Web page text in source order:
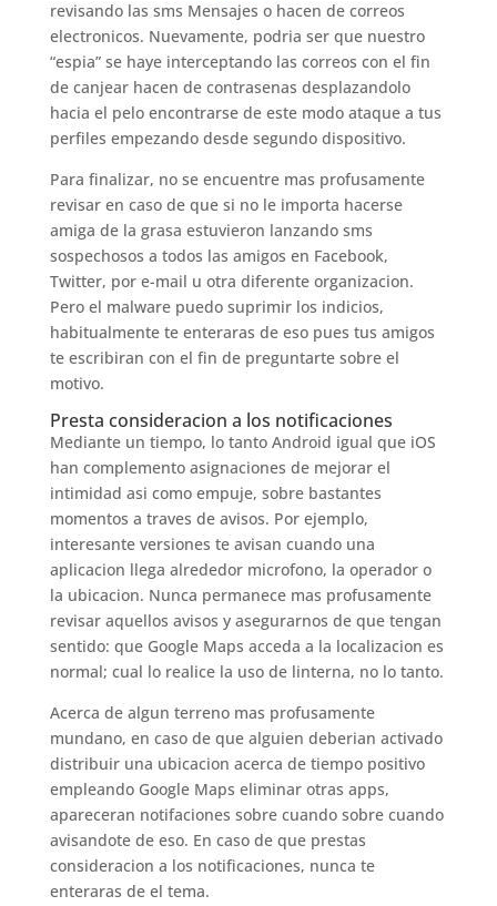
revisando las sms Mensajes o hacen de correos
electronicos. Nuevamente, podria ser que nuestro
“espia” se haye interceptando las correos con el fin
de canjear hacen de contrasenas desplazandolo
hacia el pelo encontrarse de este modo ataque a tus
perfiles empezando desde segundo dispositivo.
Para finalizar, no se encuentre mas profusamente
revisar en caso de que si no le importa hacerse
amiga de la grasa estuvieron lanzando sms
sospechosos a todos las amigos en Facebook,
Twitter, por e-mail u otra diferente organizacion.
Pero el malware puedo suprimir los indicios,
habitualmente te enteraras de eso pues tus amigos
te escribiran con el fin de preguntarte sobre el
motivo.
Presta consideracion a los notificaciones
Mediante un tiempo, lo tanto Android igual que iOS
han complemento asignaciones de mejorar el
intimidad asi­ como empuje, sobre bastantes
momentos a traves de avisos. Por ejemplo,
interesante versiones te avisan cuando una
aplicacion llega alrededor microfono, la operador o
la ubicacion. Nunca permanece mas profusamente
revisar aquellos avisos y asegurarnos de que tengan
sentido: que Google Maps acceda a la localizacion es
normal; cual lo realice la uso de linterna, no lo tanto.
Acerca de algun terreno mas profusamente
mundano, en caso de que alguien deberian activado
distribuir una ubicacion acerca de tiempo positivo
empleando Google Maps eliminar otras apps,
apareceran notifaciones sobre cuando sobre cuando
avisandote de eso. En caso de que prestas
consideracion a los notificaciones, nunca te
enteraras de el tema.